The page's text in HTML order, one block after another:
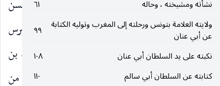
نشأته ومشيخته ، وحاله
٦١
ولايته العلامة بتونس ورحلته إلى المغرب وتوليه الكتابة
عن أبي عنان
٩٩
نكبته على يد السلطان أبي عنان
١٠٨
كتابته عن السلطان أبي سالم
١١٠
والتحية والدعاء ، وهو ينظر إليّ بعين الشفقة ، ويحسن
المواعيد ، وكانت بالقاهرة خانقاه شيّدها السّلطان بيبرس
، ثامن ملوك الترك الذي استبدّ على الناصر محمد بن
قلاوون(٣) هو ورفيقه سلار
وأنف الناصر من